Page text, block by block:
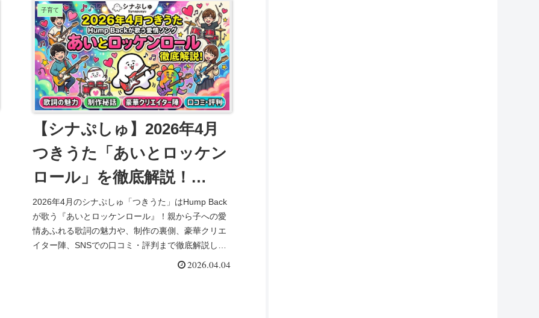
子育て
【シナぷしゅ】2026年4月
つきうた「あいとロッケン
ロール」を徹底解説！
Hump Backが歌う愛情ソン
グ
2026年4月のシナぷしゅ「つきうた」はHump Back
が歌う『あいとロッケンロール』！親から子への愛
情あふれる歌詞の魅力や、制作の裏側、豪華クリエ
イター陣、SNSでの口コミ・評判まで徹底解説しま
2026.04.04